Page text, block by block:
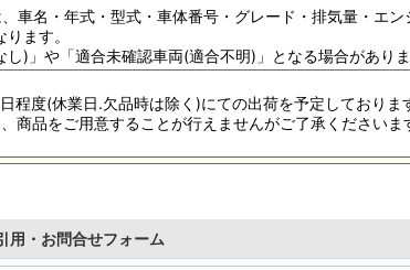
車名・年式・型式・車体番号・グレード・排気量・エン
ます。
)」や「適合未確認車両(適合不明)」となる場合がありま
程度(休業日.欠品時は除く)にての出荷を予定しておりま
商品をご用意することが行えませんがご了承くださいま
用・お問合せフォーム